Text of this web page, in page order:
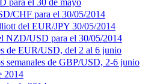
para el 30 de mayo
CHF para el 30/05/2014
del EUR/JPY 30/05/2014
NZD/USD para el 30/05/2014
de EUR/USD, del 2 al 6 junio
semanales de GBP/USD, 2-6 junio
2014